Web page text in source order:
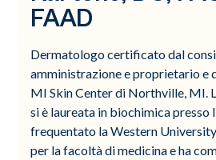
FAAD
Dermatologo certificato dal
amministrazione e proprietario e
MI Skin Center di Northville, MI.
si è laureata in biochimica presso
frequentato la Western
per la facoltà di medicina e ha